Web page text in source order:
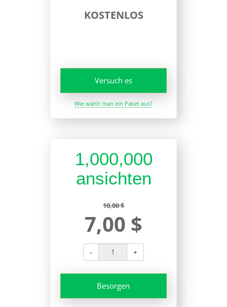
KOSTENLOS
Versuch es
Wie wählt man ein Paket aus?
1,000,000
ansichten
10,00 $
7,00 $
- +
Besorgen